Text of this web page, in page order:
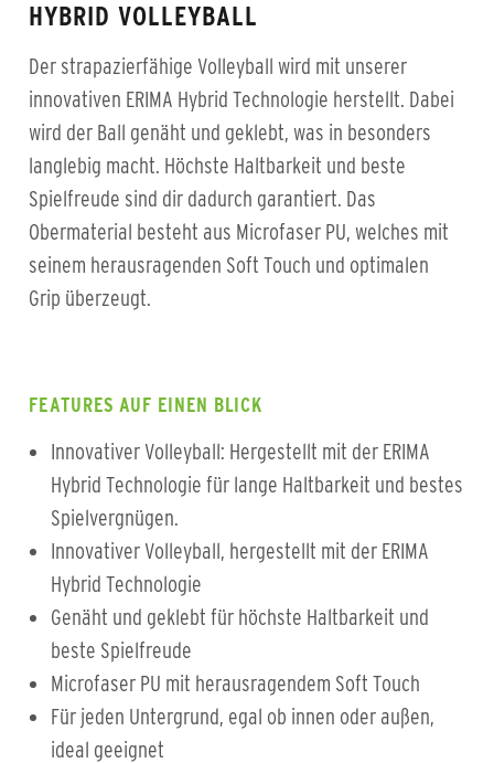
HYBRID VOLLEYBALL
Der strapazierfähige Volleyball wird mit unserer
innovativen ERIMA Hybrid Technologie herstellt. Dabei
wird der Ball genäht und geklebt, was in besonders
langlebig macht. Höchste Haltbarkeit und beste
Spielfreude sind dir dadurch garantiert. Das
Obermaterial besteht aus Microfaser PU, welches mit
seinem herausragenden Soft Touch und optimalen
Grip überzeugt.
FEATURES AUF EINEN BLICK
Innovativer Volleyball: Hergestellt mit der ERIMA
Hybrid Technologie für lange Haltbarkeit und bestes
Spielvergnügen.
Innovativer Volleyball, hergestellt mit der ERIMA
Hybrid Technologie
Genäht und geklebt für höchste Haltbarkeit und
beste Spielfreude
Microfaser PU mit herausragendem Soft Touch
Für jeden Untergrund, egal ob innen oder außen,
ideal geeignet